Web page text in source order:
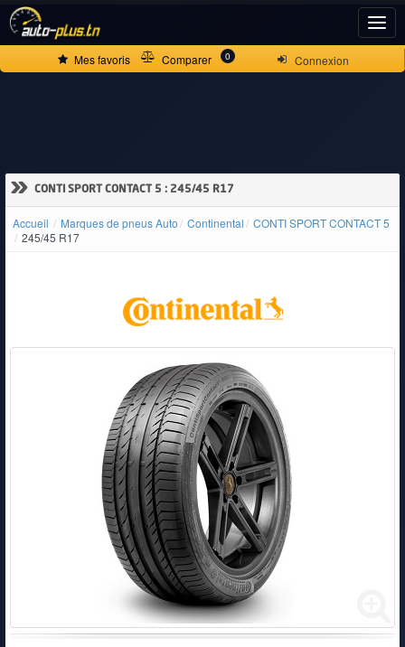
Connexion
Mes favoris Comparer 0
» CONTI SPORT CONTACT 5 : 245/45 R17
Accueil Marques de pneus Auto Continental
CONTI SPORT CONTACT 5
245/45 R17
ACCUEIL
NEUVES